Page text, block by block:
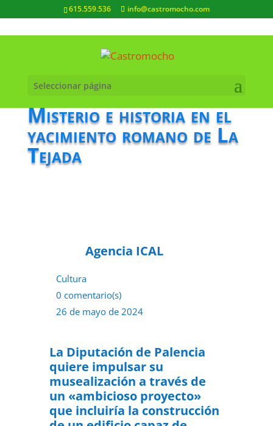
615.559.536 info@castromocho.com
Seleccionar página
Misterio e historia en el
yacimiento romano de La
Tejada
Agencia ICAL
Cultura
0 comentario(s)
26 de mayo de 2024
La Diputación de Palencia
quiere impulsar su
musealización a través de
un «ambicioso proyecto»
que incluiría la construcción